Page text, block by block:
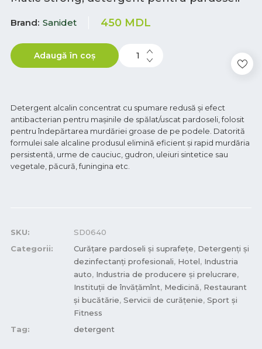
Brand Sanidet 450 MDL
Adaugă în coș
Detergent alcalin concentrat cu spumare redusă şi efect
antibacterian pentru maşinile de spălat/uscat pardoseli, folosit
pentru îndepărtarea murdăriei groase de pe podele. Datorită
formulei sale alcaline produsul elimină eficient şi rapid murdăria
persistentă, urme de cauciuc, gudron, uleiuri sintetice sau
vegetale, păcură, funingina etc.
SKU:
SD0640
Categorii:
Curățare pardoseli și suprafețe, Detergenți și
dezinfectanți profesionali, Hotel, Industria
auto, Industria de producere și prelucrare,
Instituții de învățămînt, Medicină, Restaurant
și bucătărie, Servicii de curățenie, Sport și
Fitness
Tag:
detergent